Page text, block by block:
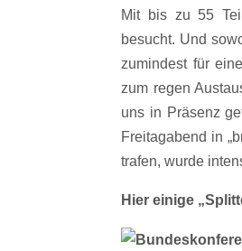
Mit bis zu 55
besucht. Und
zumindest für
zum regen
uns in Präsenz
Freitagabend in
trafen, wurde
Hier einige